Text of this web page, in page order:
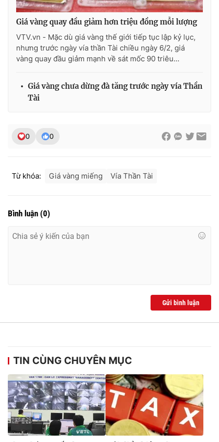
Giá vàng quay đầu giảm hơn triệu đồng mỗi lượng
VTV.vn - Mặc dù giá vàng thế giới tiếp tục lập kỷ lục,
nhưng trước ngày vía thần Tài chiều ngày 6/2, giá
vàng quay đầu giảm mạnh về sát mốc 90 triêu...
Giá vàng chưa dừng đà tăng trước ngày vía Thần
Tài
0 0
Từ khóa: Giá vàng miếng Vía Thần Tài
Bình luận (0)
Gửi bình luận
TIN CÙNG CHUYÊN MỤC